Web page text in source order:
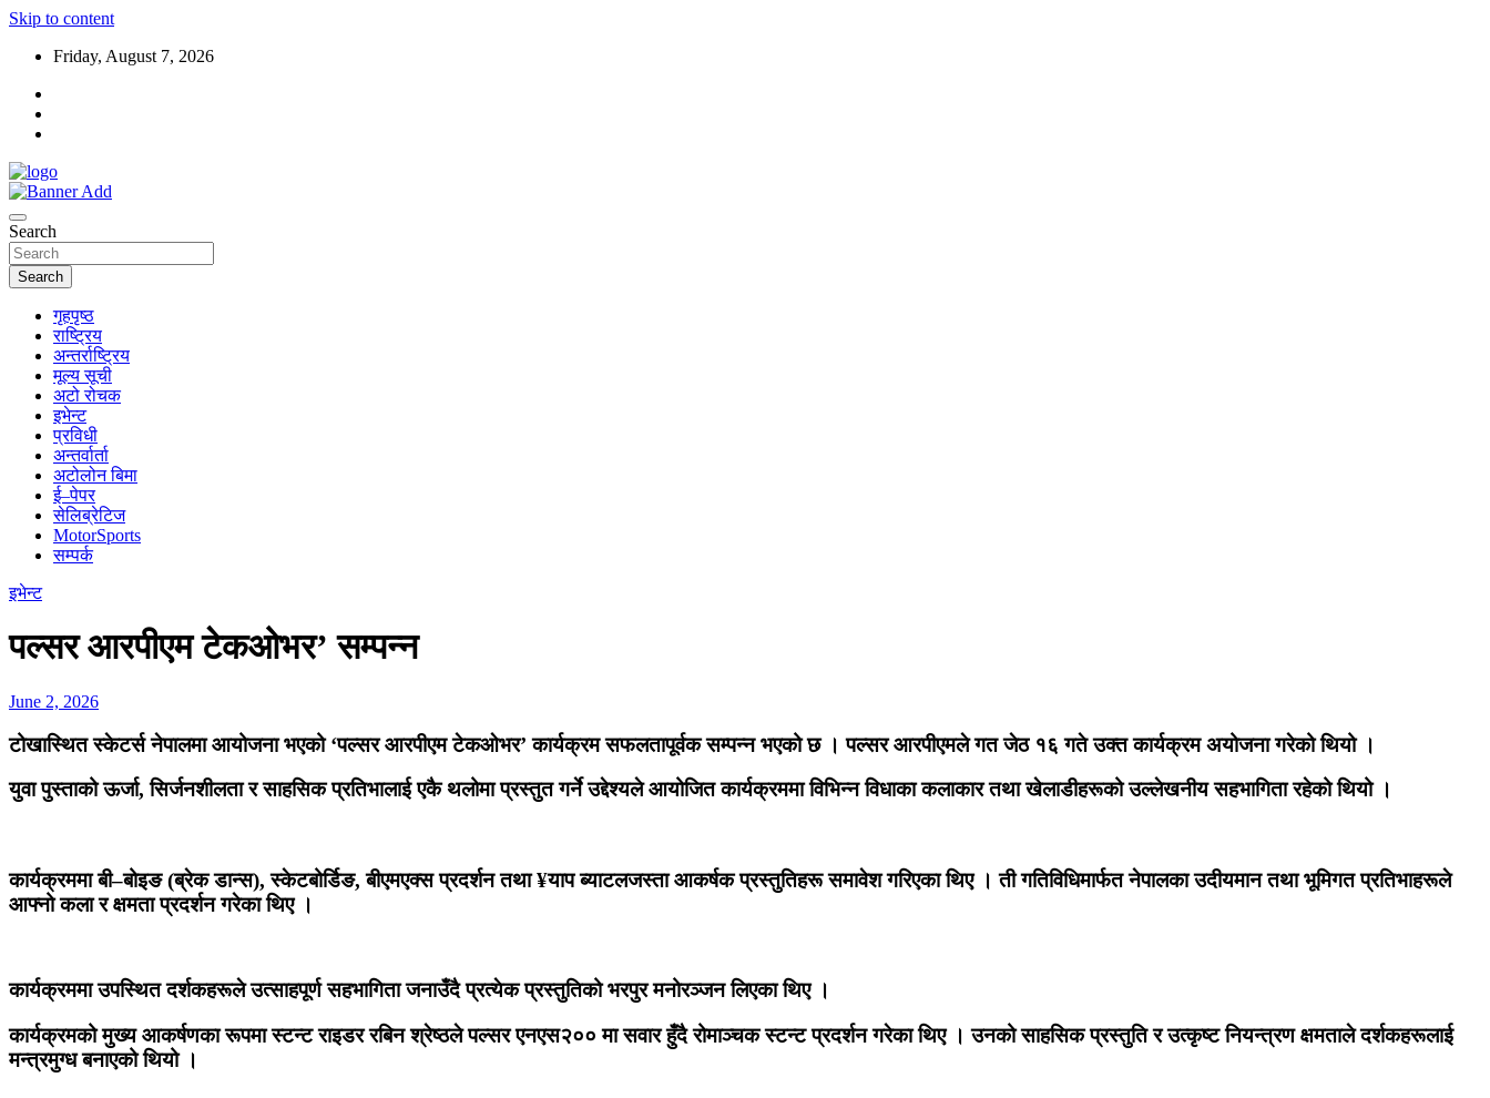
Skip to content
Friday, August 7, 2026
Search
Search
गृहपृष्ठ
राष्ट्रिय
अन्तर्राष्ट्रिय
मूल्य सूची
अटो रोचक
इभेन्ट
प्रविधी
अन्तर्वार्ता
अटोलोन बिमा
ई–पेपर
सेलिब्रेटिज
MotorSports
सम्पर्क
इभेन्ट
पल्सर आरपीएम टेकओभर’ सम्पन्न
June 2, 2026
टोखास्थित स्केटर्स नेपालमा आयोजना भएको ‘पल्सर आरपीएम टेकओभर’ कार्यक्रम सफलतापूर्वक सम्पन्न भएको छ । पल्सर आरपीएमले गत जेठ १६ गते उक्त कार्यक्रम अयोजना गरेको थियो ।
युवा पुस्ताको ऊर्जा, सिर्जनशीलता र साहसिक प्रतिभालाई एकै थलोमा प्रस्तुत गर्ने उद्देश्यले आयोजित कार्यक्रममा विभिन्न विधाका कलाकार तथा खेलाडीहरूको उल्लेखनीय सहभागिता रहेको थियो ।
कार्यक्रममा बी–बोइङ (ब्रेक डान्स), स्केटबोर्डिङ, बीएमएक्स प्रदर्शन तथा ¥याप ब्याटलजस्ता आकर्षक प्रस्तुतिहरू समावेश गरिएका थिए । ती गतिविधिमार्फत नेपालका उदीयमान तथा भूमिगत प्रतिभाहरूले
आफ्नो कला र क्षमता प्रदर्शन गरेका थिए ।
कार्यक्रममा उपस्थित दर्शकहरूले उत्साहपूर्ण सहभागिता जनाउँदै प्रत्येक प्रस्तुतिको भरपुर मनोरञ्जन लिएका थिए ।
कार्यक्रमको मुख्य आकर्षणका रूपमा स्टन्ट राइडर रबिन श्रेष्ठले पल्सर एनएस२०० मा सवार हुँदै रोमाञ्चक स्टन्ट प्रदर्शन गरेका थिए । उनको साहसिक प्रस्तुति र उत्कृष्ट नियन्त्रण क्षमताले दर्शकहरूलाई
मन्त्रमुग्ध बनाएको थियो ।